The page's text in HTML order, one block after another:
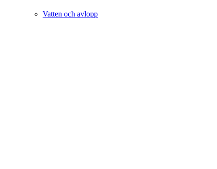
Vatten och avlopp